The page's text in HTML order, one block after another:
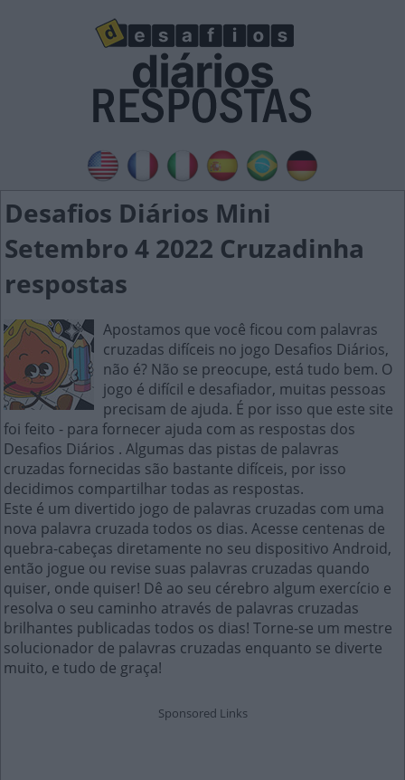
Desafios Diários Mini
Setembro 4 2022 Cruzadinha
respostas
Apostamos que você ficou com palavras
cruzadas difíceis no jogo Desafios Diários,
não é? Não se preocupe, está tudo bem. O
jogo é difícil e desafiador, muitas pessoas
precisam de ajuda. É por isso que este site
foi feito - para fornecer ajuda com as respostas dos
Desafios Diários . Algumas das pistas de palavras
cruzadas fornecidas são bastante difíceis, por isso
decidimos compartilhar todas as respostas.
Este é um divertido jogo de palavras cruzadas com uma
nova palavra cruzada todos os dias. Acesse centenas de
quebra-cabeças diretamente no seu dispositivo Android,
então jogue ou revise suas palavras cruzadas quando
quiser, onde quiser! Dê ao seu cérebro algum exercício e
resolva o seu caminho através de palavras cruzadas
brilhantes publicadas todos os dias! Torne-se um mestre
solucionador de palavras cruzadas enquanto se diverte
muito, e tudo de graça!